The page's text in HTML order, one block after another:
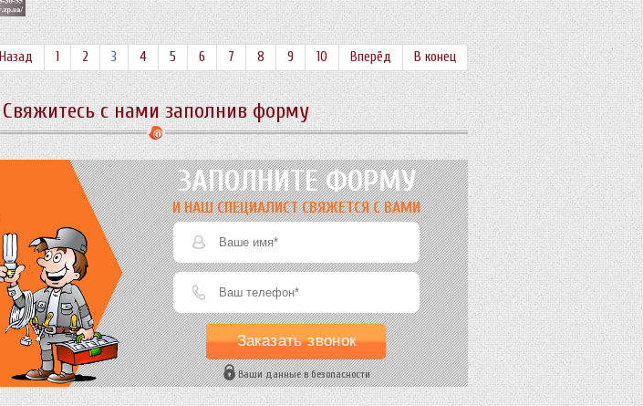
Назад 1 2 3 4 5 6 7 8 9 10 Вперёд В конец
Свяжитесь с нами заполнив форму
ЗАПОЛНИТЕ ФОРМУ
И НАШ СПЕЦИАЛИСТ СВЯЖЕТСЯ С ВАМИ
Ваши данные в безопасности